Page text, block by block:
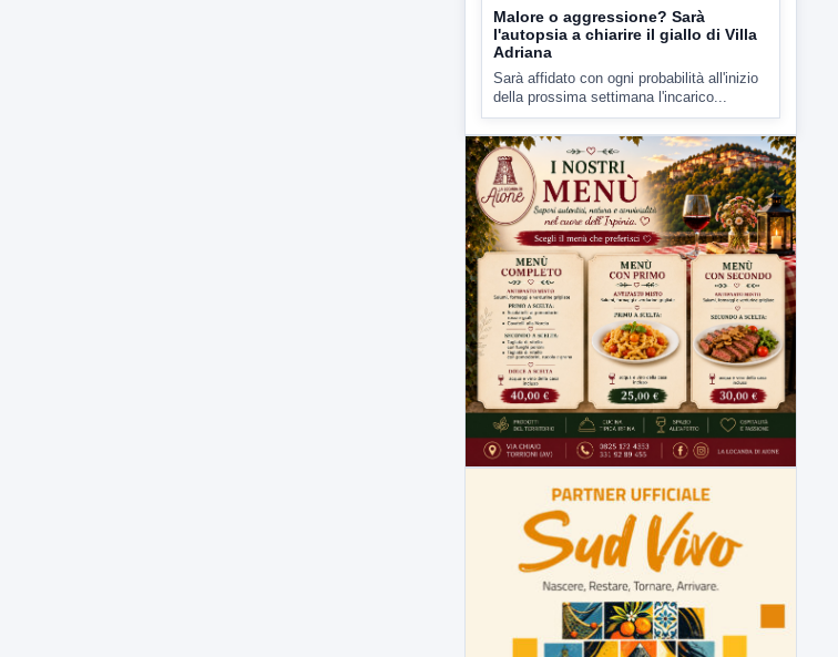
7 AGOSTO 2026 CRONACA
Malore o aggressione? Sarà
l'autopsia a chiarire il giallo di Villa
Adriana
Sarà affidato con ogni probabilità all'inizio
della prossima settimana l'incarico...